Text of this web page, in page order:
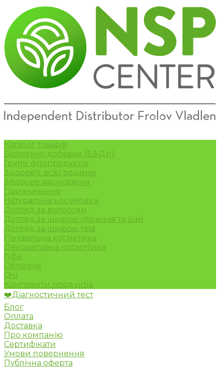
Каталог товарів
Біологічні добавки (БАДи)
Групи фітопродуктів
Здоров'я всієї родини
Здорове харчування
Призначення
Натуральна косметика
Догляд за волоссям
Догляд за шкірою обличчя та шиї
Догляд за шкірою тіла
Лікувальна косметика
Декоративна косметика
Губи
Обличчя
Очі
Комплекти продуктів
❤️Діагностичний тест
Блог
Оплата
Доставка
Про компанію
Сертифікати
Умови повернення
Публічна оферта